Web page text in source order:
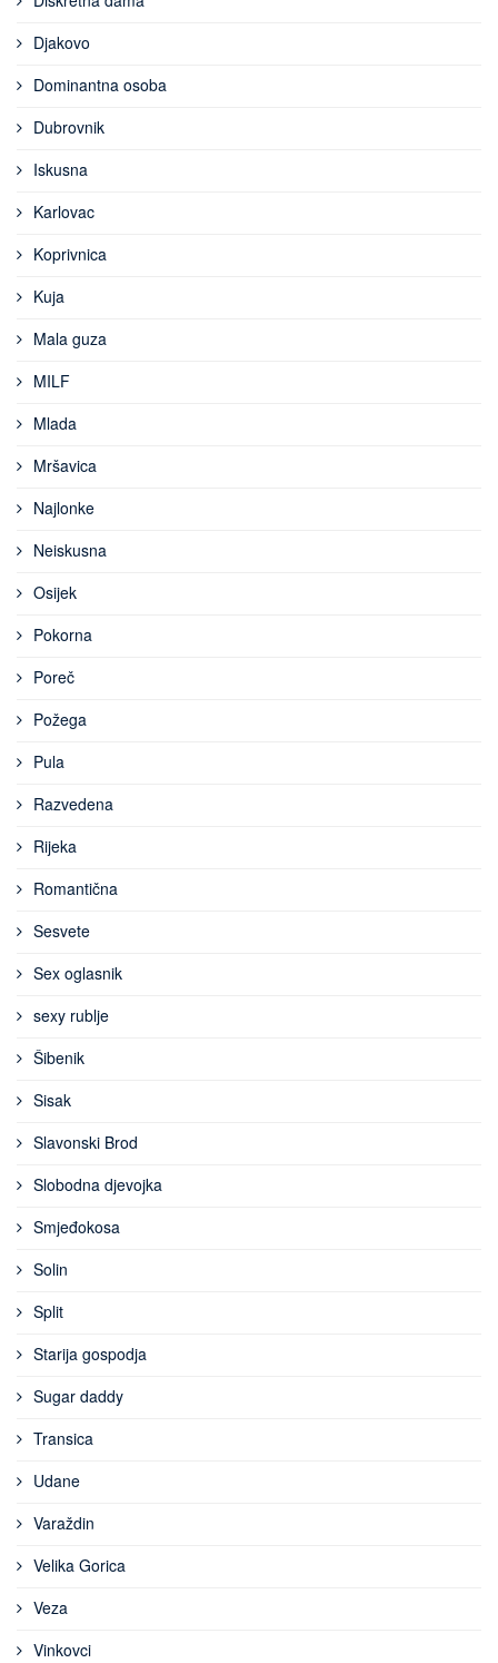
Djakovo
Dominantna osoba
Dubrovnik
Iskusna
Karlovac
Koprivnica
Kuja
Mala guza
MILF
Mlada
Mršavica
Najlonke
Neiskusna
Osijek
Pokorna
Poreč
Požega
Pula
Razvedena
Rijeka
Romantična
Sesvete
Sex oglasnik
sexy rublje
Šibenik
Sisak
Slavonski Brod
Slobodna djevojka
Smjeđokosa
Solin
Split
Starija gospodja
Sugar daddy
Transica
Udane
Varaždin
Velika Gorica
Veza
Vinkovci